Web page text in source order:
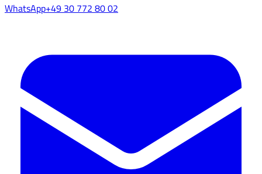
WhatsApp+49 30 772 80 02